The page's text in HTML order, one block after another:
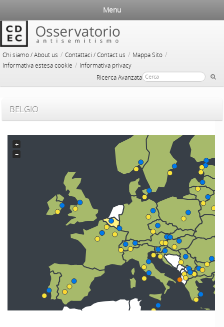
Chi siamo / About us / Contattaci / Contact us / Mappa Sito /
Informativa estesa cookie / Informativa privacy
Ricerca Avanzata
Menu
BELGIO
+
−